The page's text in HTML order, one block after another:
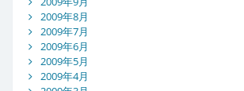
2009年8月
2009年7月
2009年6月
2009年5月
2009年4月